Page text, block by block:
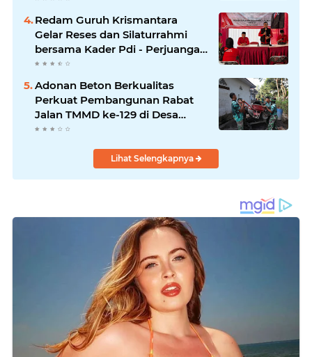
Redam Guruh Krismantara
Gelar Reses dan Silaturrahmi
bersama Kader Pdi - Perjuangan
Se -Kecamatan Lawang.
Adonan Beton Berkualitas
Perkuat Pembangunan Rabat
Jalan TMMD ke-129 di Desa
Ledoktempuro
Lihat Selengkapnya